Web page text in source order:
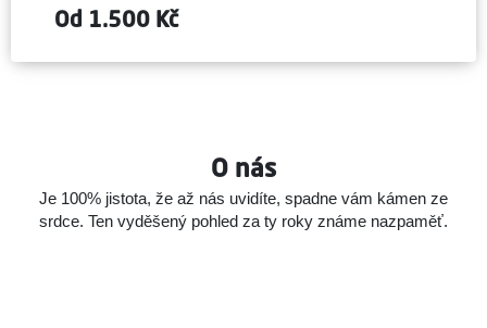
Od 1.500 Kč
O nás
Je 100% jistota, že až nás uvidíte, spadne vám kámen ze
srdce. Ten vyděšený pohled za ty roky známe nazpaměť.